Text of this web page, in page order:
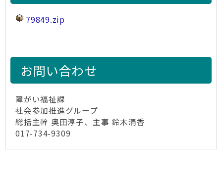
79849.zip
お問い合わせ
障がい福祉課
社会参加推進グループ
総括主幹 奥田淳子、主事 鈴木清香
017-734-9309